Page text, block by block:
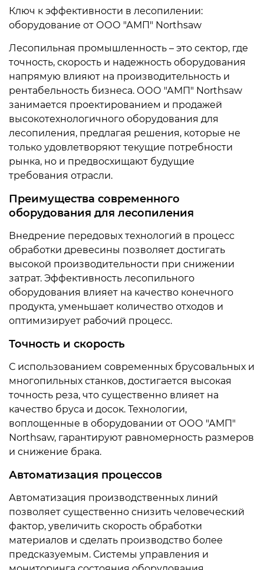
Ключ к эффективности в лесопилении:
оборудование от ООО "АМП" Northsaw
Лесопильная промышленность – это сектор, где
точность, скорость и надежность оборудования
напрямую влияют на производительность и
рентабельность бизнеса. ООО "АМП" Northsaw
занимается проектированием и продажей
высокотехнологичного оборудования для
лесопиления, предлагая решения, которые не
только удовлетворяют текущие потребности
рынка, но и предвосхищают будущие
требования отрасли.
Преимущества современного
оборудования для лесопиления
Внедрение передовых технологий в процесс
обработки древесины позволяет достигать
высокой производительности при снижении
затрат. Эффективность лесопильного
оборудования влияет на качество конечного
продукта, уменьшает количество отходов и
оптимизирует рабочий процесс.
Точность и скорость
С использованием современных брусовальных и
многопильных станков, достигается высокая
точность реза, что существенно влияет на
качество бруса и досок. Технологии,
воплощенные в оборудовании от ООО "АМП"
Northsaw, гарантируют равномерность размеров
и снижение брака.
Автоматизация процессов
Автоматизация производственных линий
позволяет существенно снизить человеческий
фактор, увеличить скорость обработки
материалов и сделать производство более
предсказуемым. Системы управления и